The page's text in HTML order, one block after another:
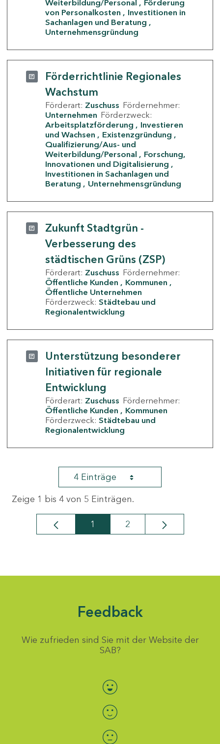
Weiterbildung/Personal
Förderung
von Personalkosten
Investitionen in
Sachanlagen und Beratung
Unternehmensgründung
Förderrichtlinie Regionales
Wachstum
Förderart: Zuschuss Fördernehmer:
Unternehmen Förderzweck:
Arbeitsplatzförderung
Investieren
und Wachsen
Existenzgründung
Qualifizierung/Aus- und
Weiterbildung/Personal
Forschung,
Innovationen und Digitalisierung
Investitionen in Sachanlagen und
Beratung
Unternehmensgründung
Zukunft Stadtgrün -
Verbesserung des
städtischen Grüns (ZSP)
Förderart: Zuschuss Fördernehmer:
Öffentliche Kunden
Kommunen
Öffentliche Unternehmen
Förderzweck: Städtebau und
Regionalentwicklung
Unterstützung besonderer
Initiativen für regionale
Entwicklung
Förderart: Zuschuss Fördernehmer:
Öffentliche Kunden
Kommunen
Förderzweck: Städtebau und
Regionalentwicklung
4 Einträge
Zeige 1 bis 4 von 5 Einträgen.
Seite
1 Seite
2
Feedback
Wie zufrieden sind Sie mit der Website der
SAB?
Bewertung auswählen